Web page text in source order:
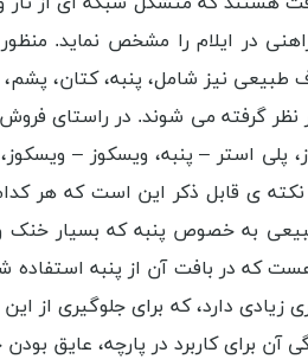
در ایلام را مشخص نماید. منظور
نیز شامل، پنبه، کتان،
نظر گرفته می شوند. در راستای
پلى استر – پنبه، ویسکوز –
ی قابل ذکر این است که هر
به خصوص پنبه که بسیار
که در بافت آن از پنبه
دارد، که برای جلوگیری از
برای کاربرد در پارچه، عایق